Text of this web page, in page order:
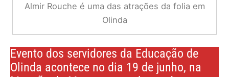
Almir Rouche é uma das atrações da folia em
Olinda
Evento dos servidores da Educação de
Olinda acontece no dia 19 de junho, na